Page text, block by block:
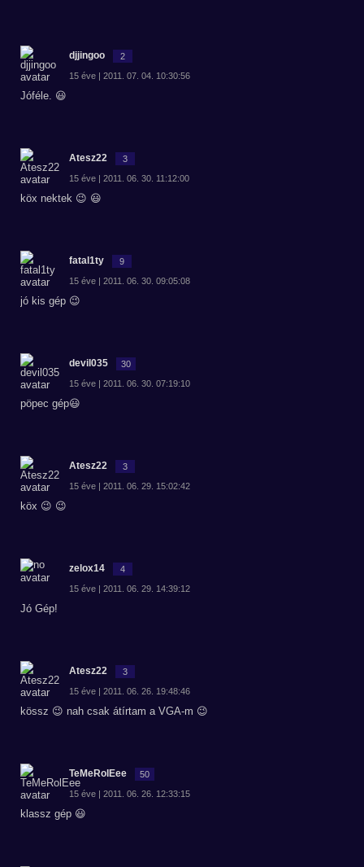
djjingoo 2
15 éve | 2011. 07. 04. 10:30:56
Jóféle. 😃
Atesz22 3
15 éve | 2011. 06. 30. 11:12:00
köx nektek 😉 😃
fatal1ty 9
15 éve | 2011. 06. 30. 09:05:08
jó kis gép 😉
devil035 30
15 éve | 2011. 06. 30. 07:19:10
pöpec gép😃
Atesz22 3
15 éve | 2011. 06. 29. 15:02:42
köx 😉 😉
zelox14 4
15 éve | 2011. 06. 29. 14:39:12
Jó Gép!
Atesz22 3
15 éve | 2011. 06. 26. 19:48:46
kössz 😉 nah csak átírtam a VGA-m 😉
TeMeRolEee 50
15 éve | 2011. 06. 26. 12:33:15
klassz gép 😃